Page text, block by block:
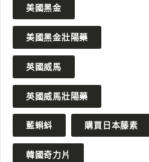
：提升男性性功
的信賴品牌
多久才
美國黑金
美國黑金壯陽藥
英國威馬
英國威馬壯陽藥
藍蝌蚪 購買日本藤素
韓國奇力片